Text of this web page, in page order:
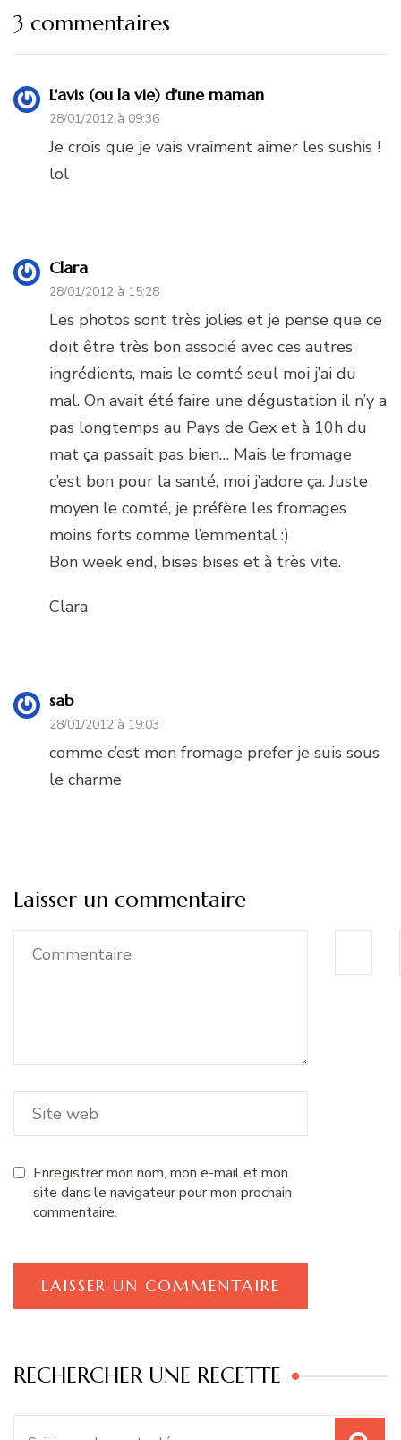
3 commentaires
L'avis (ou la vie) d'une maman
28/01/2012 à 09:36
Je crois que je vais vraiment aimer les sushis !
lol
Clara
28/01/2012 à 15:28
Les photos sont très jolies et je pense que ce
doit être très bon associé avec ces autres
ingrédients, mais le comté seul moi j’ai du
mal. On avait été faire une dégustation il n’y a
pas longtemps au Pays de Gex et à 10h du
mat ça passait pas bien… Mais le fromage
c’est bon pour la santé, moi j’adore ça. Juste
moyen le comté, je préfère les fromages
moins forts comme l’emmental :)
Bon week end, bises bises et à très vite.
Clara
sab
28/01/2012 à 19:03
comme c’est mon fromage prefer je suis sous
le charme
Laisser un commentaire
Enregistrer mon nom, mon e-mail et mon
site dans le navigateur pour mon prochain
commentaire.
RECHERCHER UNE RECETTE